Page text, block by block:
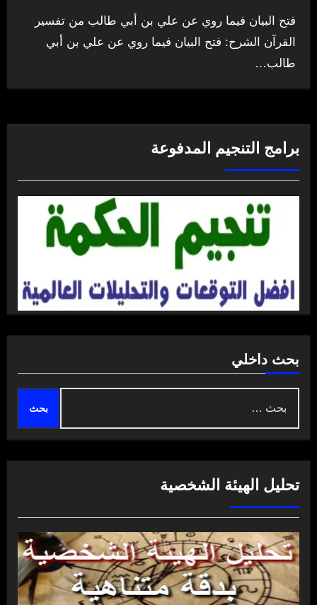
فتح البيان فيما روي عن علي بن أبي طالب من تفسير
القرآن الشرح: فتح البيان فيما روي عن علي بن أبي
طالب…
برامج التنجيم المدفوعة
بحث داخلي
عن:
تحليل الهيئة الشخصية